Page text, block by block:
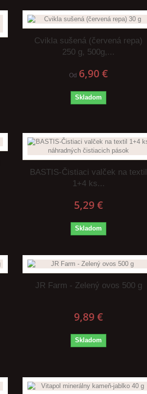
Cvikla sušená (červená repa)
250 g, 500g,...
Od 6,90 €
Skladom
BASTIS-Čistiaci valček na textil
1+4 ks...
5,29 €
Skladom
JR Farm - Zelený ovos 500 g
9,89 €
Skladom